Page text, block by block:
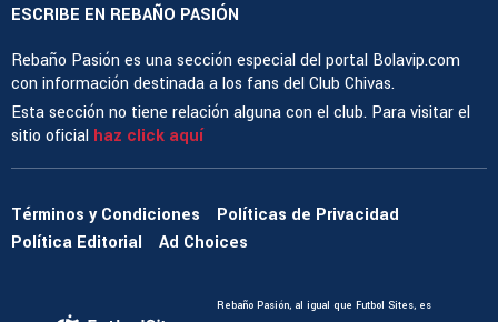
ESCRIBE EN REBAÑO PASIÓN
Rebaño Pasión es una sección especial del portal Bolavip.com
con información destinada a los fans del Club Chivas.
Esta sección no tiene relación alguna con el club. Para visitar el
sitio oficial haz click aquí
Términos y Condiciones
Políticas de Privacidad
Política Editorial
Ad Choices
Rebaño Pasión, al igual que Futbol Sites, es